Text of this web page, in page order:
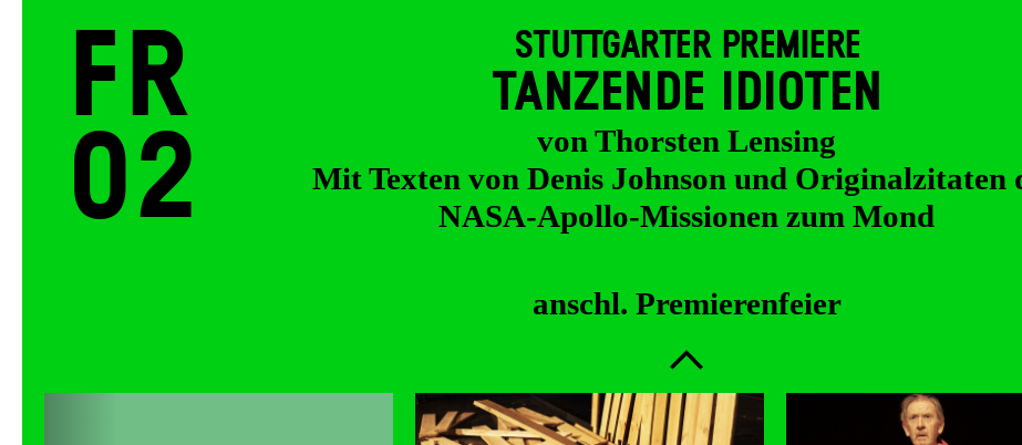
Fr
02
STUTTGARTER PREMIERE
TANZENDE IDIOTEN
von Thorsten Lensing
Mit Texten von Denis Johnson und Originalzitaten
NASA-Apollo-Missionen zum Mond
anschl. Premierenfeier